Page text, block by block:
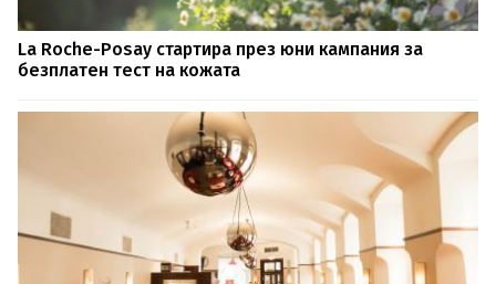
La Roche-Posay стартира през юни кампания за
безплатен тест на кожата